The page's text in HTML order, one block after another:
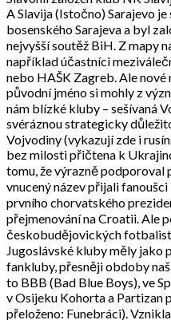
A Slavija (Istočno) Sarajevo
bosenského Sarajeva a byl
nejvyšší soutěž BiH. Z mapy
například účastníci
nebo HAŠK Zagreb. Ale nové
původní jméno si mohly z
nám blízké kluby – sešívaná
svéráznou strategicky
Vojvodiny (vykazují zde i
bez milosti přičtena k
tomu, že výrazně podporoval
vnucený název přijali fanoušci
prvního chorvatského
přejmenování na Croatii. Ale
českobudějovických
Jugoslávské kluby měly jako
fankluby, přesněji obdoby
to BBB (Bad Blue Boys), ve
v Osijeku Kohorta a Partizan
přeloženo: Funebráci).